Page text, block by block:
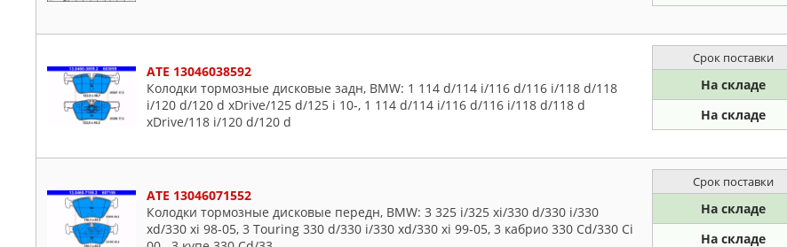
ATE 13046038592
Колодки тормозные дисковые задн, BMW: 1 114 d/114 i/116 d/116 i/118 d/118
i/120 d/120 d xDrive/125 d/125 i 10-, 1 114 d/114 i/116 d/116 i/118 d/118 d
xDrive/118 i/120 d/120 d
Срок поставки
На складе
На складе
ATE 13046071552
Колодки тормозные дисковые передн, BMW: 3 325 i/325 xi/330 d/330 i/330
xd/330 xi 98-05, 3 Touring 330 d/330 i/330 xd/330 xi 99-05, 3 кабрио 330 Cd/330 Ci
Срок поставки
На складе
На складе